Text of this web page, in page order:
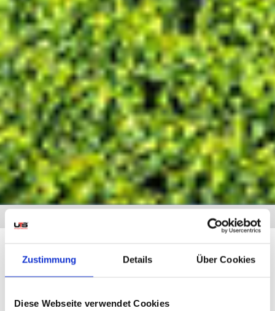
Zustimmung Details Über Cookies
Diese Webseite verwendet Cookies
Ihr Umzug von Düsseldorf nach Köln:
Bei UTS haben Sie mehrere Optionen für Ihre Umzugsplanung: